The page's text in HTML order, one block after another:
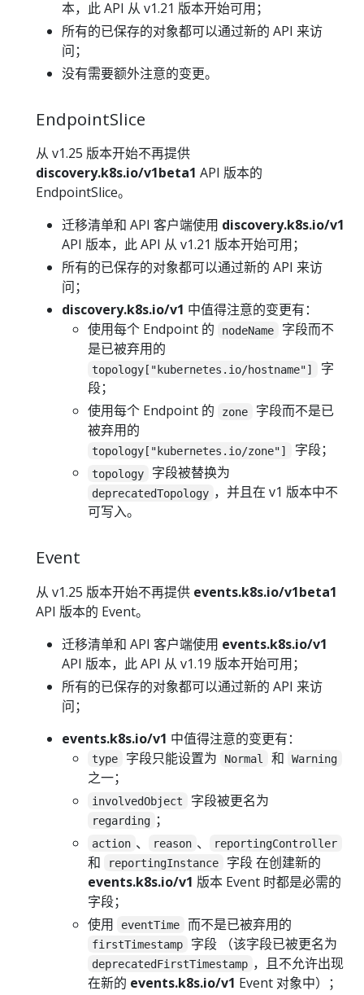
本，此 API 从 v1.21 版本开始可用；
所有的已保存的对象都可以通过新的 API 来访
问；
没有需要额外注意的变更。
EndpointSlice
从 v1.25 版本开始不再提供
discovery.k8s.io/v1beta1 API 版本的
EndpointSlice。
迁移清单和 API 客户端使用 discovery.k8s.io/v1
API 版本，此 API 从 v1.21 版本开始可用；
所有的已保存的对象都可以通过新的 API 来访
问；
discovery.k8s.io/v1 中值得注意的变更有：
使用每个 Endpoint 的
nodeName
字段而不
是已被弃用的
topology["kubernetes.io/hostname"]
字
段；
使用每个 Endpoint 的
zone
字段而不是已
被弃用的
topology["kubernetes.io/zone"] 字段；
topology 字段被替换为
deprecatedTopology ，并且在 v1 版本中不
可写入。
Event
从 v1.25 版本开始不再提供 events.k8s.io/v1beta1
API 版本的 Event。
迁移清单和 API 客户端使用 events.k8s.io/v1
API 版本，此 API 从 v1.19 版本开始可用；
所有的已保存的对象都可以通过新的 API 来访
问；
events.k8s.io/v1 中值得注意的变更有：
type 字段只能设置为 Normal 和 Warning
之一；
involvedObject 字段被更名为
regarding ；
action 、 reason 、 reportingController
和 reportingInstance
字段 在创建新的
events.k8s.io/v1 版本 Event 时都是必需的
字段；
使用
eventTime 而不是已被弃用的
firstTimestamp 字段 （该字段已被更名为
deprecatedFirstTimestamp ，且不允许出现
在新的 events.k8s.io/v1 Event 对象中）；